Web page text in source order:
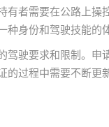
者需要在公路上操
身份和驾驶技能的体
驾驶要求和限制。申
过程中需要不断更